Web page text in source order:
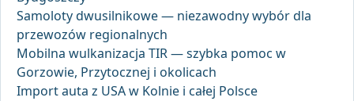
Samoloty dwusilnikowe — niezawodny wybór dla
przewozów regionalnych
Mobilna wulkanizacja TIR — szybka pomoc w
Gorzowie, Przytocznej i okolicach
Import auta z USA w Kolnie i całej Polsce